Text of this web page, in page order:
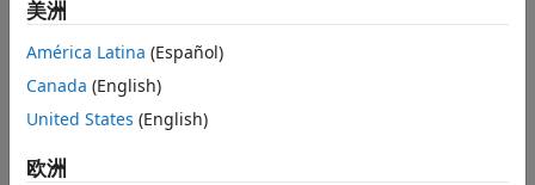
示例
端口
参数
模块特性
版本历史记录
描述
Uniform Random Number
的随机数。要生成正态分布的随机数，请使用
模块。两个模块都使用正态（高斯）随机数生成器（
数的传统 MATLAB
美洲
América Latina (Español)
Canada (English)
United States (English)
欧洲